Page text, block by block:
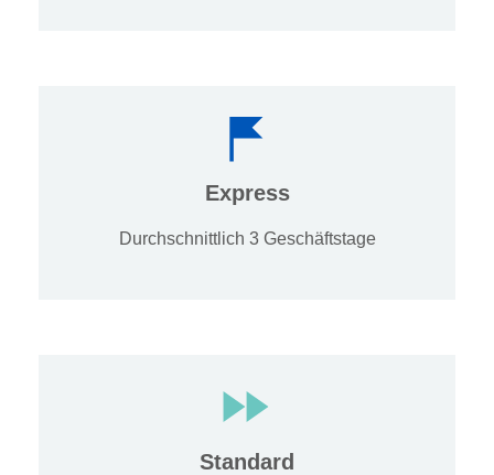
Express
Durchschnittlich 3 Geschäftstage
Standard